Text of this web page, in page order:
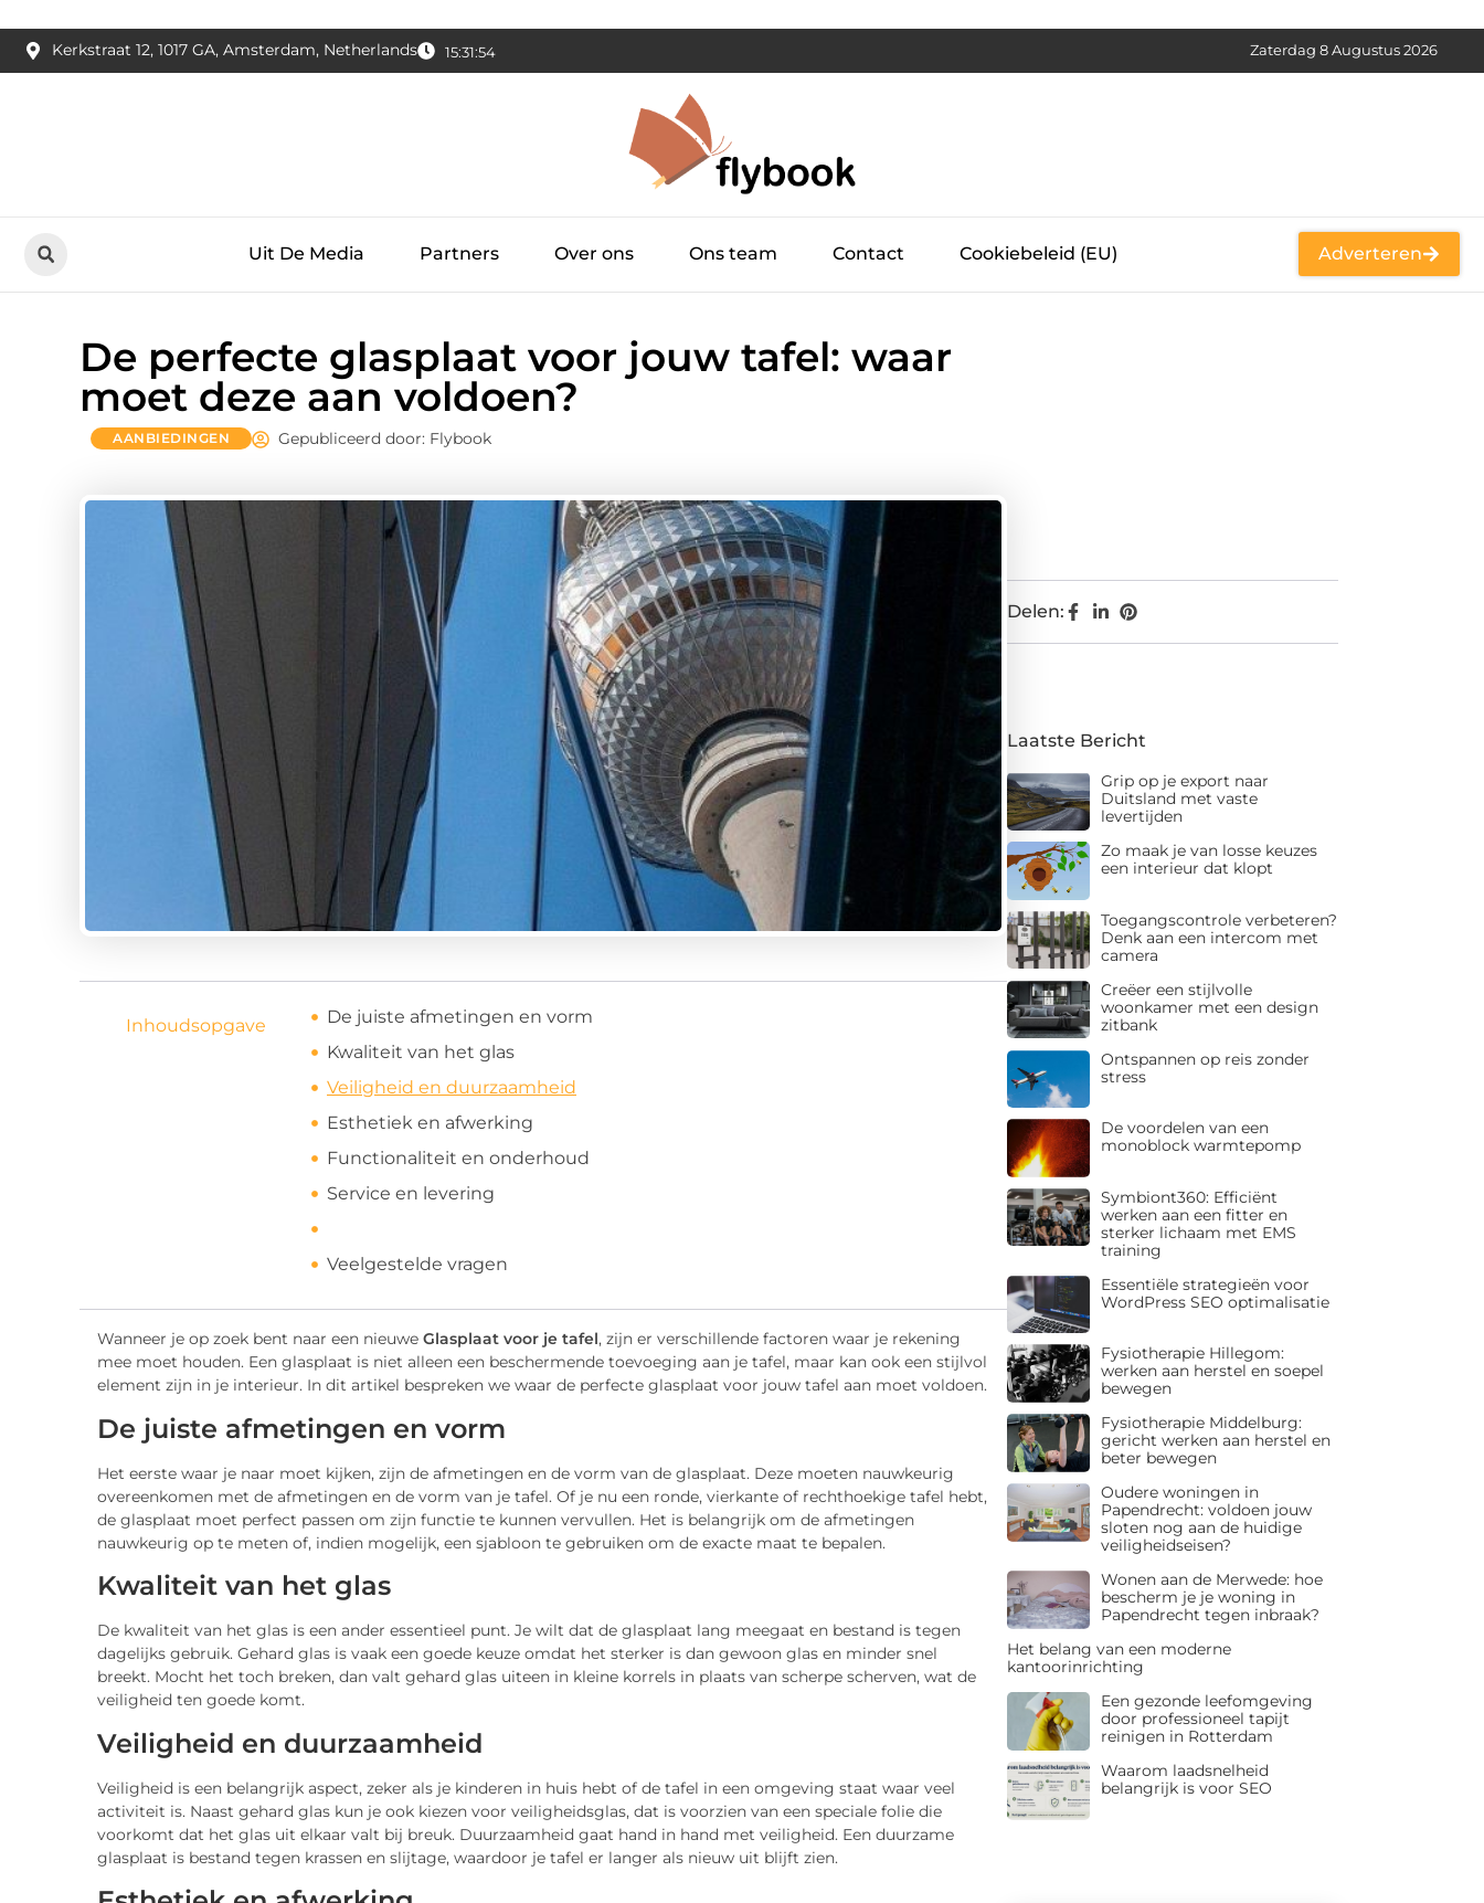
De perfecte glasplaat voor jouw tafel: waar
moet deze aan voldoen?
AANBIEDINGEN Gepubliceerd door: Flybook
Inhoudsopgave
De juiste afmetingen en vorm
Kwaliteit van het glas
Veiligheid en duurzaamheid
Esthetiek en afwerking
Functionaliteit en onderhoud
Service en levering
Veelgestelde vragen
Wanneer je op zoek bent naar een nieuwe Glasplaat voor je tafel, zijn er verschillende factoren waar je rekening
mee moet houden. Een glasplaat is niet alleen een beschermende toevoeging aan je tafel, maar kan ook een stijlvol
element zijn in je interieur. In dit artikel bespreken we waar de perfecte glasplaat voor jouw tafel aan moet voldoen.
De juiste afmetingen en vorm
Het eerste waar je naar moet kijken, zijn de afmetingen en de vorm van de glasplaat. Deze moeten nauwkeurig
overeenkomen met de afmetingen en de vorm van je tafel. Of je nu een ronde, vierkante of rechthoekige tafel hebt,
de glasplaat moet perfect passen om zijn functie te kunnen vervullen. Het is belangrijk om de afmetingen
nauwkeurig op te meten of, indien mogelijk, een sjabloon te gebruiken om de exacte maat te bepalen.
Kwaliteit van het glas
De kwaliteit van het glas is een ander essentieel punt. Je wilt dat de glasplaat lang meegaat en bestand is tegen
dagelijks gebruik. Gehard glas is vaak een goede keuze omdat het sterker is dan gewoon glas en minder snel
breekt. Mocht het toch breken, dan valt gehard glas uiteen in kleine korrels in plaats van scherpe scherven, wat de
veiligheid ten goede komt.
Veiligheid en duurzaamheid
Veiligheid is een belangrijk aspect, zeker als je kinderen in huis hebt of de tafel in een omgeving staat waar veel
activiteit is. Naast gehard glas kun je ook kiezen voor veiligheidsglas, dat is voorzien van een speciale folie die
voorkomt dat het glas uit elkaar valt bij breuk. Duurzaamheid gaat hand in hand met veiligheid. Een duurzame
glasplaat is bestand tegen krassen en slijtage, waardoor je tafel er langer als nieuw uit blijft zien.
Delen:
Laatste Bericht
Grip op je export naar
Duitsland met vaste
levertijden
Zo maak je van losse keuzes
een interieur dat klopt
Toegangscontrole verbeteren?
Denk aan een intercom met
camera
Creëer een stijlvolle
woonkamer met een design
zitbank
Ontspannen op reis zonder
stress
De voordelen van een
monoblock warmtepomp
Symbiont360: Efficiënt
werken aan een fitter en
sterker lichaam met EMS
training
Essentiële strategieën voor
WordPress SEO optimalisatie
Fysiotherapie Hillegom:
werken aan herstel en soepel
bewegen
Fysiotherapie Middelburg:
gericht werken aan herstel en
beter bewegen
Oudere woningen in
Papendrecht: voldoen jouw
sloten nog aan de huidige
veiligheidseisen?
Wonen aan de Merwede: hoe
bescherm je je woning in
Papendrecht tegen inbraak?
Het belang van een moderne
kantoorinrichting
Een gezonde leefomgeving
door professioneel tapijt
reinigen in Rotterdam
Waarom laadsnelheid
belangrijk is voor SEO